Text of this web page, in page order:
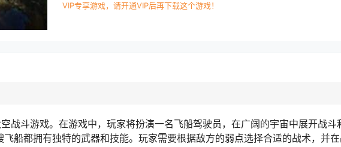
VIP专享游戏，请开通VIP后再下载这个游戏！
战斗游戏。在游戏中，玩家将扮演一名飞船驾驶员，在广阔的宇宙中展开战斗
船都拥有独特的武器和技能。玩家需要根据敌方的弱点选择合适的战术，并